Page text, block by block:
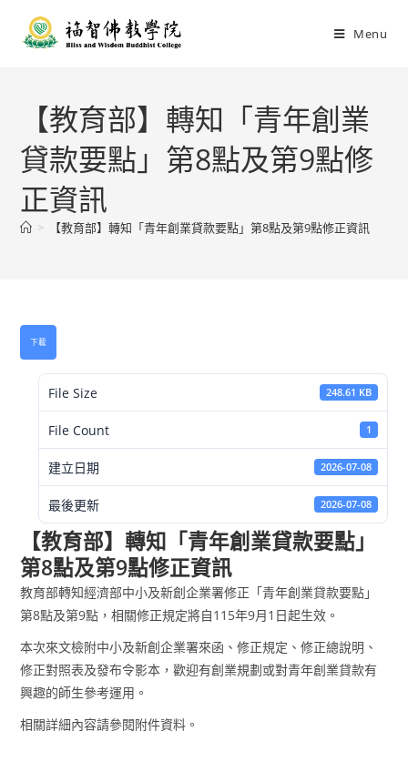
Menu
【教育部】轉知「青年創業
貸款要點」第8點及第9點修
正資訊
> 【教育部】轉知「青年創業貸款要點」第8點及第9點修正資訊
下載
File Size 248.61 KB
File Count 1
建立日期 2026-07-08
最後更新 2026-07-08
【教育部】轉知「青年創業貸款要點」
第8點及第9點修正資訊
教育部轉知經濟部中小及新創企業署修正「青年創業貸款要點」
第8點及第9點，相關修正規定將自115年9月1日起生效。
本次來文檢附中小及新創企業署來函、修正規定、修正總說明、
修正對照表及發布令影本，歡迎有創業規劃或對青年創業貸款有
興趣的師生參考運用。
相關詳細內容請參閱附件資料。